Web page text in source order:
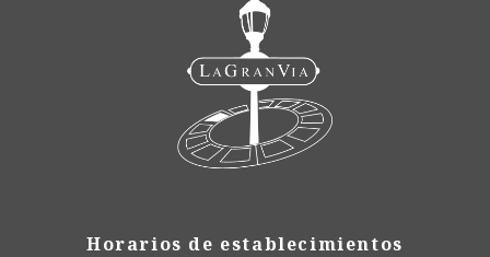
Horarios de establecimientos